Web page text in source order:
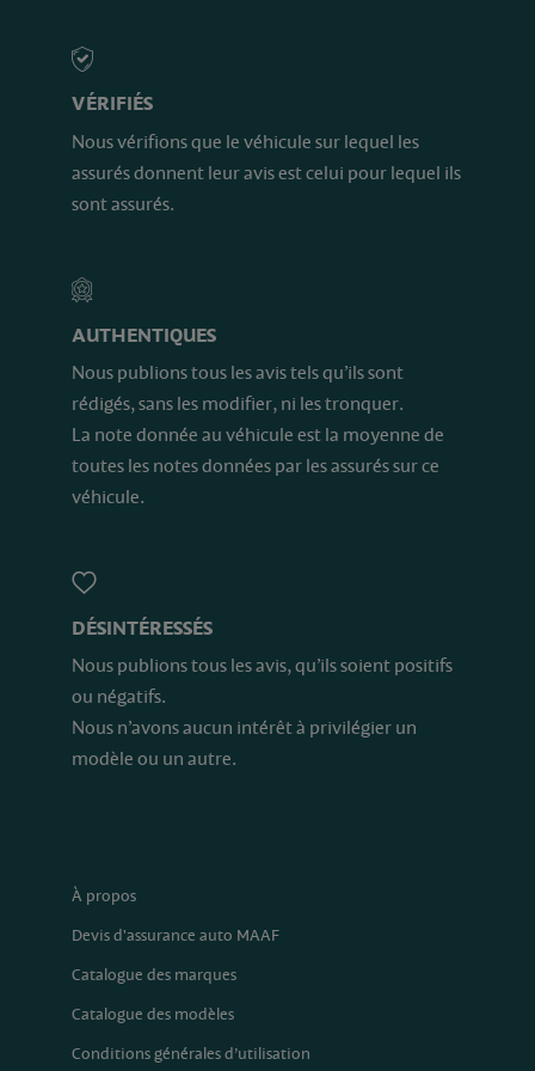
VÉRIFIÉS
Nous vérifions que le véhicule sur lequel les
assurés donnent leur avis est celui pour lequel ils
sont assurés.
AUTHENTIQUES
Nous publions tous les avis tels qu’ils sont
rédigés, sans les modifier, ni les tronquer.
La note donnée au véhicule est la moyenne de
toutes les notes données par les assurés sur ce
véhicule.
DÉSINTÉRESSÉS
Nous publions tous les avis, qu’ils soient positifs
ou négatifs.
Nous n’avons aucun intérêt à privilégier un
modèle ou un autre.
À propos
Devis d'assurance auto MAAF
Catalogue des marques
Catalogue des modèles
Conditions générales d’utilisation